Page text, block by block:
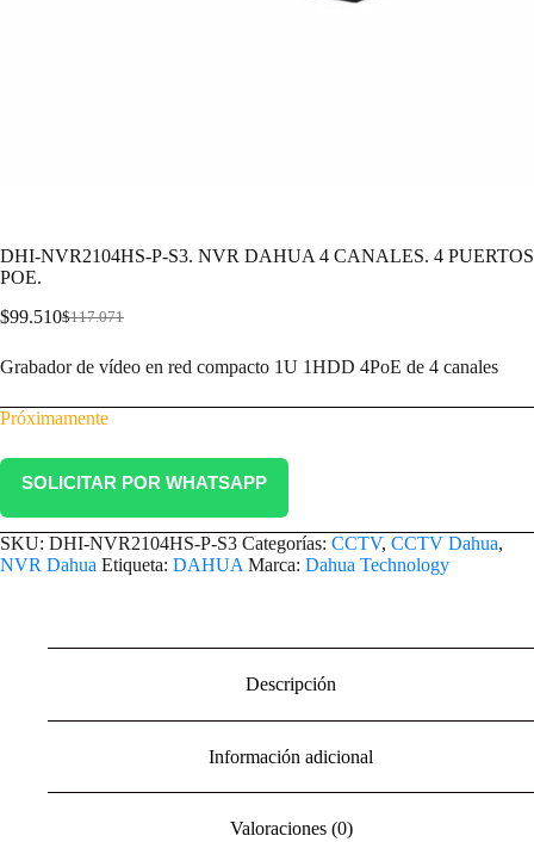
DHI-NVR2104HS-P-S3. NVR DAHUA 4 CANALES. 4 PUERTOS
POE.
$117.071
$99.510
Grabador de vídeo en red compacto 1U 1HDD 4PoE de 4 canales
Próximamente
SOLICITAR POR WHATSAPP
SKU: DHI-NVR2104HS-P-S3 Categorías: CCTV, CCTV Dahua,
NVR Dahua Etiqueta: DAHUA Marca: Dahua Technology
Descripción
Información adicional
Valoraciones (0)